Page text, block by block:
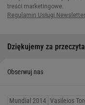
Dziękujemy za
Obserwuj nas
Mundial 2014 Vasileios